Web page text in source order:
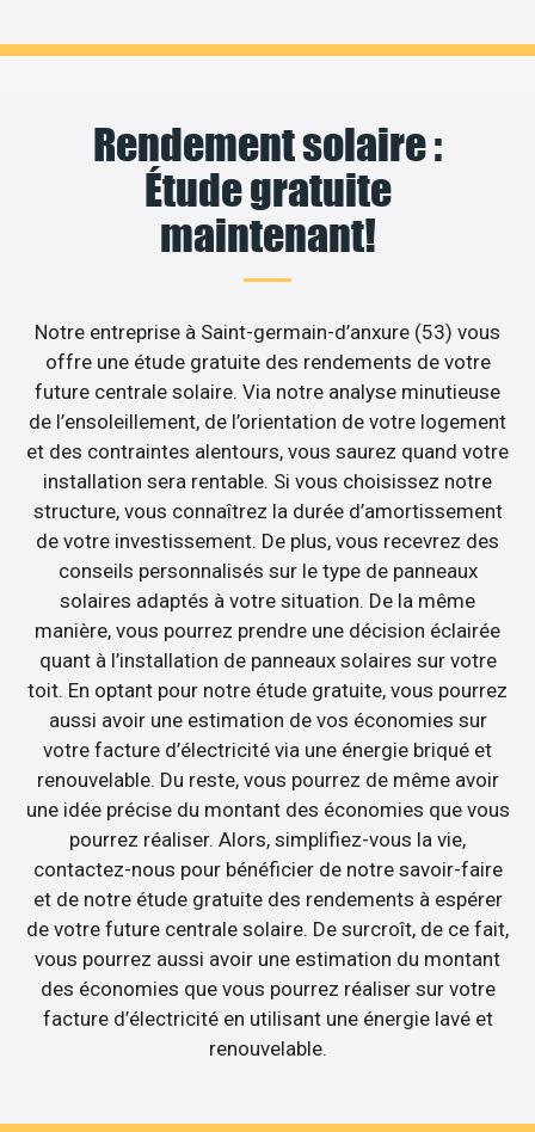
Rendement solaire :
Étude gratuite
maintenant!
Notre entreprise à Saint-germain-d’anxure (53) vous
offre une étude gratuite des rendements de votre
future centrale solaire. Via notre analyse minutieuse
de l’ensoleillement, de l’orientation de votre logement
et des contraintes alentours, vous saurez quand votre
installation sera rentable. Si vous choisissez notre
structure, vous connaîtrez la durée d’amortissement
de votre investissement. De plus, vous recevrez des
conseils personnalisés sur le type de panneaux
solaires adaptés à votre situation. De la même
manière, vous pourrez prendre une décision éclairée
quant à l’installation de panneaux solaires sur votre
toit. En optant pour notre étude gratuite, vous pourrez
aussi avoir une estimation de vos économies sur
votre facture d’électricité via une énergie briqué et
renouvelable. Du reste, vous pourrez de même avoir
une idée précise du montant des économies que vous
pourrez réaliser. Alors, simplifiez-vous la vie,
contactez-nous pour bénéficier de notre savoir-faire
et de notre étude gratuite des rendements à espérer
de votre future centrale solaire. De surcroît, de ce fait,
vous pourrez aussi avoir une estimation du montant
des économies que vous pourrez réaliser sur votre
facture d’électricité en utilisant une énergie lavé et
renouvelable.